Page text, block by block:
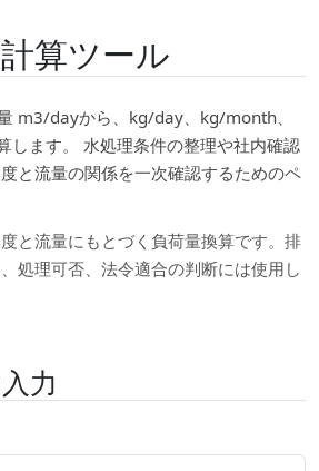
算ツール
m3/dayから、kg/day、kg/month、
します。 水処理条件の整理や社内確認
と流量の関係を一次確認するためのペ
と流量にもとづく負荷量換算です。排
処理可否、法令適合の判断には使用し
力